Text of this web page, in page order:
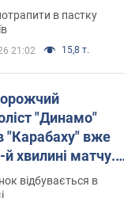
в пастку
21:02 15,8 т.
"Динамо"
"Карабаху" вже
й хвилині матчу.
відбувається в